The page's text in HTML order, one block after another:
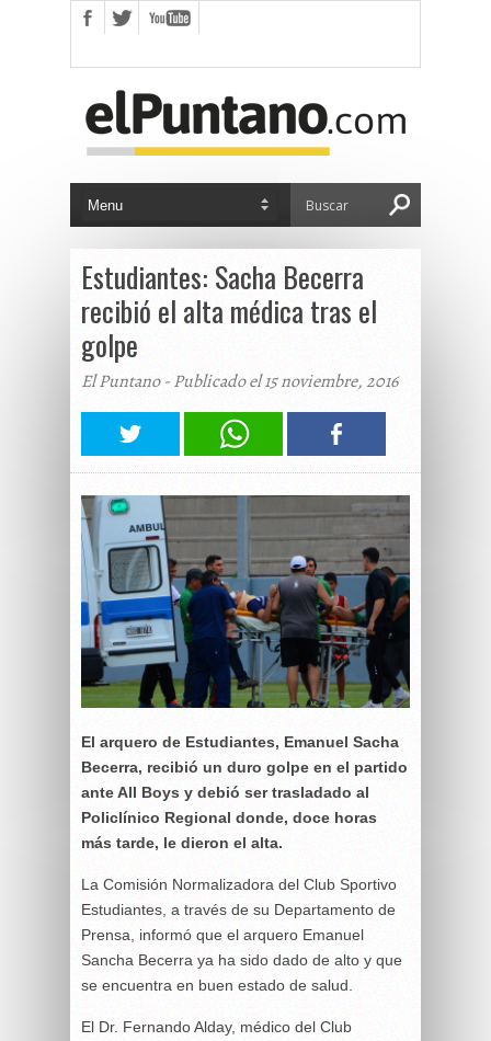
Estudiantes: Sacha Becerra
recibió el alta médica tras el
golpe
El Puntano - Publicado el 15 noviembre, 2016
El arquero de Estudiantes, Emanuel Sacha
Becerra, recibió un duro golpe en el partido
ante All Boys y debió ser trasladado al
Policlínico Regional donde, doce horas
más tarde, le dieron el alta.
La Comisión Normalizadora del Club Sportivo
Estudiantes, a través de su Departamento de
Prensa, informó que el arquero Emanuel
Sancha Becerra ya ha sido dado de alto y que
se encuentra en buen estado de salud.
El Dr. Fernando Alday, médico del Club